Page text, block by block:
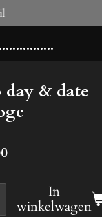
day & date
In
winkelwagen